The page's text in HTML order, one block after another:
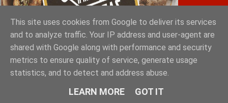
Greek Exports Directory
This site uses cookies from Google to deliver its services
and to analyze traffic. Your IP address and user-agent are
shared with Google along with performance and security
metrics to ensure quality of service, generate usage
statistics, and to detect and address abuse.
LEARN MORE GOT IT